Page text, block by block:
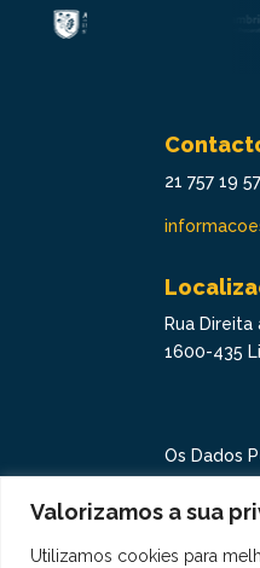
Valorizamos a sua
Utilizamos cookies para
21 757 19 57
Rua Direita
1600-435
Os Dados
Copyright